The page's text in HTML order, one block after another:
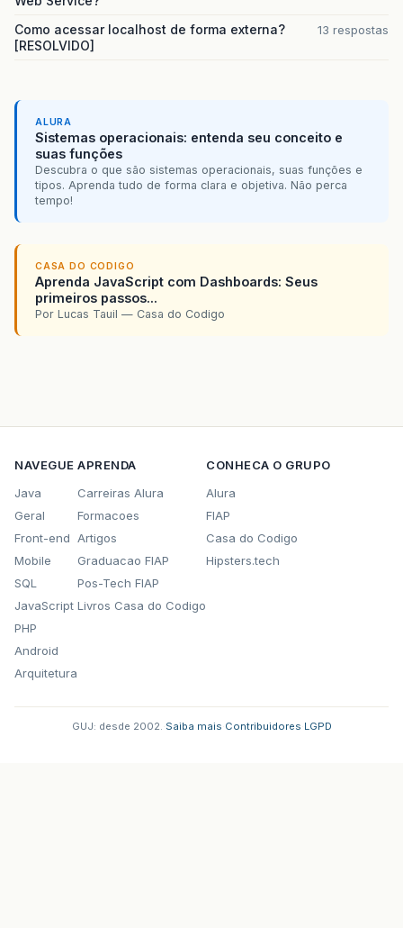
Como acessar localhost de forma externa?
[RESOLVIDO]
13 respostas
ALURA
Sistemas operacionais: entenda seu conceito e
suas funções
Descubra o que são sistemas operacionais, suas funções e
tipos. Aprenda tudo de forma clara e objetiva. Não perca
tempo!
CASA DO CODIGO
Aprenda JavaScript com Dashboards: Seus
primeiros passos...
Por Lucas Tauil — Casa do Codigo
NAVEGUE
Java
Geral
Front-end
Mobile
SQL
JavaScript
PHP
Android
Arquitetura
APRENDA
Carreiras Alura
Formacoes
Artigos
Graduacao FIAP
Pos-Tech FIAP
Livros Casa do Codigo
CONHECA O GRUPO
Alura
FIAP
Casa do Codigo
Hipsters.tech
GUJ: desde 2002. Saiba mais Contribuidores LGPD